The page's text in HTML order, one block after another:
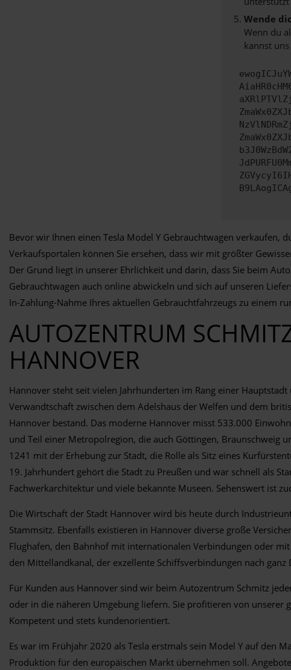
Wende
Wenn du
kannst
Bevor wir Ihnen einen Tesla Model Y Gebrauchtwagen verkaufen,
Verkaufsportalen können Sie ersehen, dass wir mit größter
Der Grund liegt in unserer Ehrlichkeit und darin, dass Sie beim
Gebrauchtwagen auch online abwickeln und sich auf unseren
In-Zahlung-Nahme Ihres aktuellen Gebrauchtfahrzeugs zu einem
AUTOZENTRUM
HANNOVER
Hannover steht seit vielen Jahrhunderten im Rang einer
Verwandtschaft zwischen dem Adelshaus der Welfen und dem
Hannover bestand. Das moderne Hannover misst 533.000
und Teil einer Metropolregion, die auch Göttingen, Braunschweig
1241 mit der Erhebung zur Stadt, die Rolle als Sitz eines
19. Jahrhundert gehört die Stadt zu Preußen und war schnell als
Fachwerkarchitektur und viele bekannte Museen. Sehenswert ist
Die Wirtschaft der Stadt Hannover wird bis heute durch
Stammsitz. Ebenfalls existieren in Hannover diverse große
Flughafen, den Bahnhof mit internationalen Verbindungen oder
den Mittellandkanal, der exzellente Schiffsverbindungen nach ganz
Für Kunden aus Hannover sind wir beim Autozentrum Schmitz
oder in die näheren Umgebung liefern. Sie profitieren von
Kompetent und stets kundenorientiert.
Es war im Frühjahr 2020 als Tesla erstmals sein Model Y auf den
Produktion für den europäischen Markt übernehmen soll.